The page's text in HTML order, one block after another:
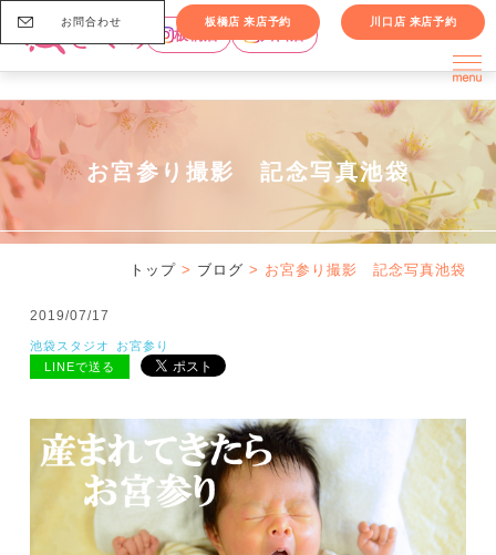
板橋店
お問合わせ 板橋店 来店予約 川口店 来店予約
お宮参り撮影 記念写真池袋
トップ > ブログ > お宮参り撮影 記念写真池袋
2019/07/17
池袋スタジオ
お宮参り
LINEで送る